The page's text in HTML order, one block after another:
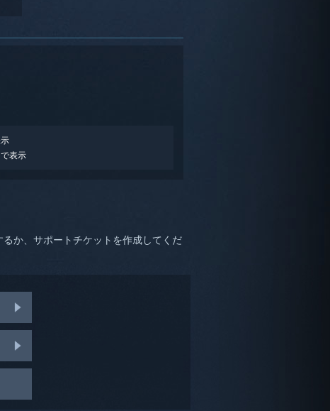
表示
か、サポートチケットを作成してくだ